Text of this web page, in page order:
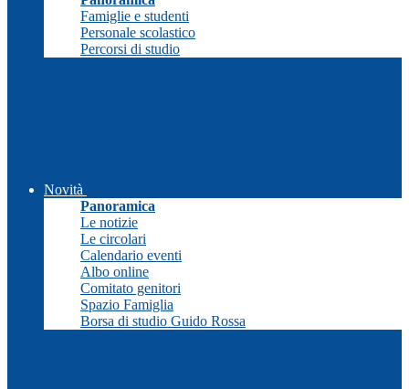
Famiglie e studenti
Personale scolastico
Percorsi di studio
Novità
Panoramica
Le notizie
Le circolari
Calendario eventi
Albo online
Comitato genitori
Spazio Famiglia
Borsa di studio Guido Rossa